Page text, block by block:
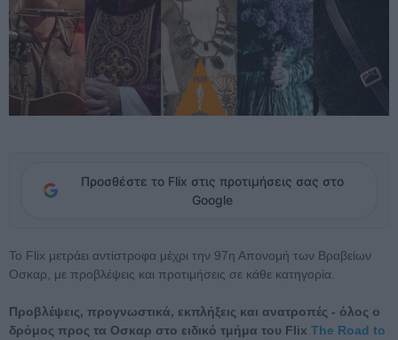
Προσθέστε το Flix στις προτιμήσεις σας στο
Google
To Flix μετράει αντίστροφα μέχρι την 97η Απονομή των Βραβείων
Οσκαρ, με προβλέψεις και προτιμήσεις σε κάθε κατηγορία.
Προβλέψεις, προγνωστικά, εκπλήξεις και ανατροπές - όλος ο
δρόμος προς τα Οσκαρ στο ειδικό τμήμα του Flix The Road to